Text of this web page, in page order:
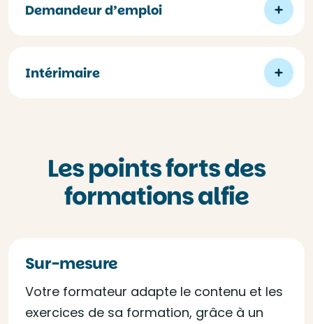
Demandeur d’emploi
Intérimaire
Les points forts des
formations alfie
Sur-mesure
Votre formateur adapte le contenu et les
exercices de sa formation, grâce à un